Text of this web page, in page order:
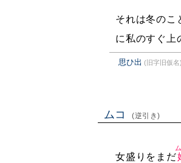
それは冬のこ
に私のすぐ上
思ひ出 (旧字旧仮名)
ムコ (逆引き)
女盛りをまだ